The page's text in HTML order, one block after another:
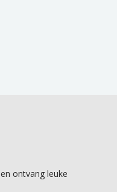
en ontvang leuke